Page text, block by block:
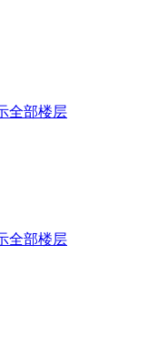
全部楼层
全部楼层